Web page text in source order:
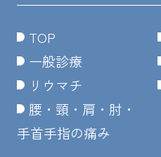
TOP
一般診療
リウマチ
腰・頸・肩・肘・
手首手指の痛み